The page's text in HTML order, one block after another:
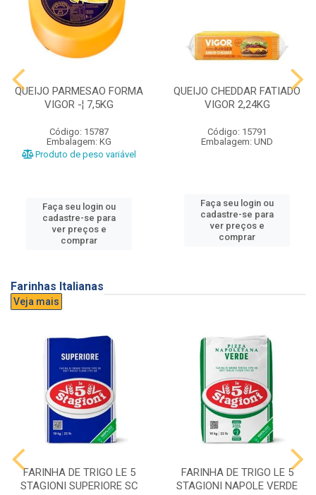
QUEIJO PARMESAO FORMA
VIGOR -¦ 7,5KG
Código: 15787
Embalagem: KG
Produto de peso variável
Faça seu login ou
cadastre-se para
ver preços e
comprar
QUEIJO CHEDDAR FATIADO
VIGOR 2,24KG
Código: 15791
Embalagem: UND
Faça seu login ou
cadastre-se para
ver preços e
comprar
Farinhas Italianas
Veja mais
FARINHA DE TRIGO LE 5
STAGIONI SUPERIORE SC
FARINHA DE TRIGO LE 5
STAGIONI NAPOLE VERDE